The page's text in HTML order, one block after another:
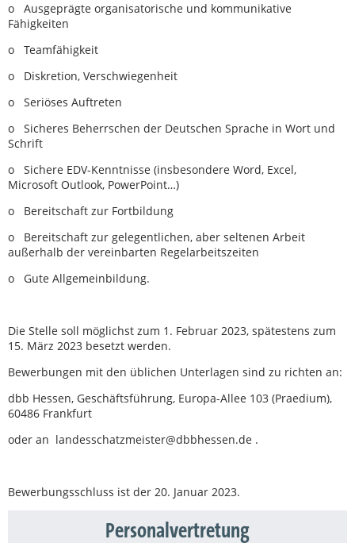
o Ausgeprägte organisatorische und kommunikative
Fähigkeiten
o Teamfähigkeit
o Diskretion, Verschwiegenheit
o Seriöses Auftreten
o Sicheres Beherrschen der Deutschen Sprache in Wort und
Schrift
o Sichere EDV-Kenntnisse (insbesondere Word, Excel,
Microsoft Outlook, PowerPoint…)
o Bereitschaft zur Fortbildung
o Bereitschaft zur gelegentlichen, aber seltenen Arbeit
außerhalb der vereinbarten Regelarbeitszeiten
o Gute Allgemeinbildung.
Die Stelle soll möglichst zum 1. Februar 2023, spätestens zum
15. März 2023 besetzt werden.
Bewerbungen mit den üblichen Unterlagen sind zu richten an:
dbb Hessen, Geschäftsführung, Europa-Allee 103 (Praedium),
60486 Frankfurt
oder an landesschatzmeister@dbbhessen.de .
Bewerbungsschluss ist der 20. Januar 2023.
Personalvertretung